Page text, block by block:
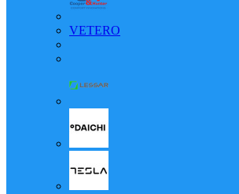
VETERO